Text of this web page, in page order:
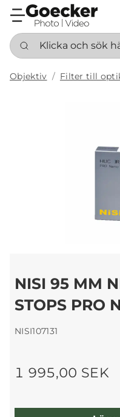
Klicka och sök här
Objektiv Filter till
NISI 95 MM
STOPS PRO
NISI107131
1 995,00 SEK